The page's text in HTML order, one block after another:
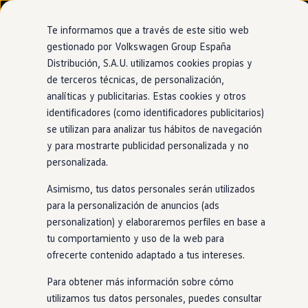
Ir
directamente
al contenido
Ir
directamente
al pie de
página
Nuevo ID. Cross
Vehículos Comerciales
Compra y ofertas
Volkswagen nuevo en stock
Volkswagen de ocasión
Financiación
My Renting
My Way
Seguros
Empresas
Autoescuelas
Eléctricos e híbridos
Más sobre híbridos
Plan Auto +
Etiquetas DGT
Simulador de autonomía, carga y ahorro
Carga y autonomía
Soluciones de carga
Tarifas de carga
Carga en casa
Modos de carga
Information
Cámara Universal
Traffic Recorder 2
La cámara Universal Traffic Recorder 2, con visión
delantera y trasera, graba tus trayectos encuádruple alta
definición (QHD) y se controla fácilmente desde una
aplicación. Además, ofrece las siguientes características:
Te informamos que a través de este sitio web
gestionado por Volkswagen Group España
Distribución, S.A.U. utilizamos cookies propias y
de terceros técnicas, de personalización,
analíticas y publicitarias. Estas cookies y otros
identificadores (como identificadores publicitarios)
se utilizan para analizar tus hábitos de navegación
y para mostrarte publicidad personalizada y no
personalizada.
Asimismo, tus datos personales serán utilizados
para la personalización de anuncios (ads
personalization) y elaboraremos perfiles en base a
tu comportamiento y uso de la web para
ofrecerte contenido adaptado a tus intereses.
Para obtener más información sobre cómo
utilizamos tus datos personales, puedes consultar